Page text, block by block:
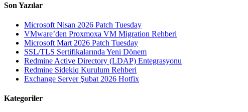
Son Yazılar
Microsoft Nisan 2026 Patch Tuesday
VMware’den Proxmoxa VM Migration Rehberi
Microsoft Mart 2026 Patch Tuesday
SSL/TLS Sertifikalarında Yeni Dönem
Redmine Active Directory (LDAP) Entegrasyonu
Redmine Sidekiq Kurulum Rehberi
Exchange Server Şubat 2026 Hotfix
Kategoriler